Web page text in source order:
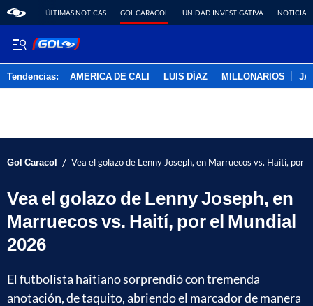
ÚLTIMAS NOTICAS GOL CARACOL UNIDAD INVESTIGATIVA NOTICIAS
Tendencias: AMERICA DE CALI LUIS DÍAZ MILLONARIOS
Gol Caracol / Vea el golazo de Lenny Joseph, en Marruecos vs. Haití, por
Vea el golazo de Lenny Joseph, en
Marruecos vs. Haití, por el Mundial
2026
El futbolista haitiano sorprendió con tremenda
anotación, de taquito, abriendo el marcador de manera